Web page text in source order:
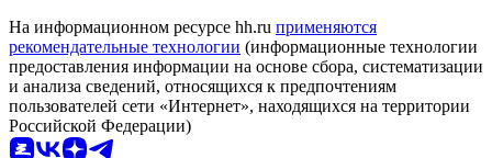
На информационном ресурсе hh.ru применяются
рекомендательные технологии (информационные технологии
предоставления информации на основе сбора, систематизации
и анализа сведений, относящихся к предпочтениям
пользователей сети «Интернет», находящихся на территории
Российской Федерации)